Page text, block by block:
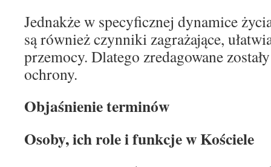
Jednakże w specyficznej dynamice
są również czynniki zagrażające,
przemocy. Dlatego zredagowane
ochrony.
Objaśnienie terminów
Osoby, ich role i funkcje w Kościele